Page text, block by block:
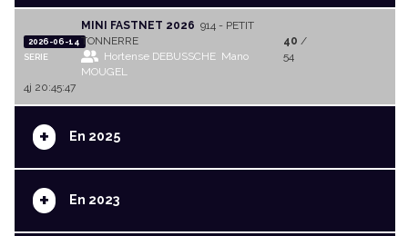
2026-06-14
SERIE
MINI FASTNET 2026 914 - PETIT
TONNERRE
Hortense DEBUSSCHE Mano
MOUGEL
40 /
54
4j 20:45:47
+ En 2025
+ En 2023